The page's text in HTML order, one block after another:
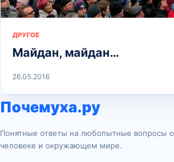
ДРУГОЕ
Майдан, майдан…
26.05.2016
Почемуха.ру
Понятные ответы на любопытные вопросы о
человеке и окружающем мире.